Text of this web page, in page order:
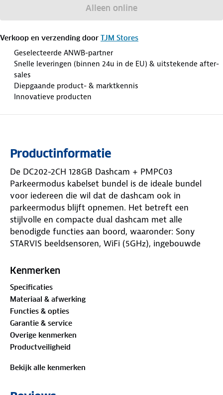
Alleen online
Verkoop en verzending door TJM Stores
Geselecteerde ANWB-partner
Snelle leveringen (binnen 24u in de EU) & uitstekende after-
sales
Diepgaande product- & marktkennis
Innovatieve producten
Productinformatie
De DC202-2CH 128GB Dashcam + PMPC03
Parkeermodus kabelset bundel is de ideale bundel
voor iedereen die wil dat de dashcam ook in
parkeermodus blijft opnemen. Het betreft een
stijlvolle en compacte dual dashcam met alle
benodigde functies aan boord, waaronder: Sony
STARVIS beeldsensoren, WiFi (5GHz), ingebouwde
opnames en nog veel meer!
Tot 5K video resolutie
Gebruik je de voor- en achter camera van de
DC202-2CH, dan kan de dashcam aan de voorkant
opnemen tot 4K (3840p) en de achter camera tot
2K (2048p) video resolutie. Dankzij de Sony STARVIS
Kenmerken
Specificaties
Materiaal & afwerking
Functies & opties
Garantie & service
Overige kenmerken
Productveiligheid
Bekijk alle kenmerken